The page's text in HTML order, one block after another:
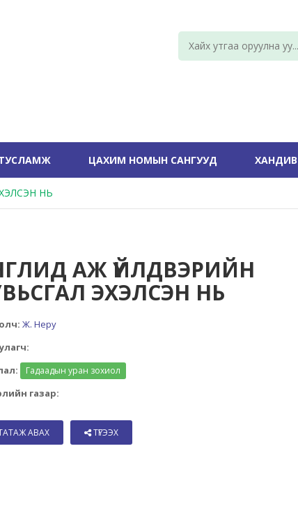
ЦАХИМ НОМЫН САНГУУД ХАНДИВ
НЬ
АЖ ҮЙЛДВЭРИЙН
ЭХЭЛСЭН НЬ
Ж. Неру
Гадаадын уран зохиол
газар:
АВАХ ТҮГЭЭХ